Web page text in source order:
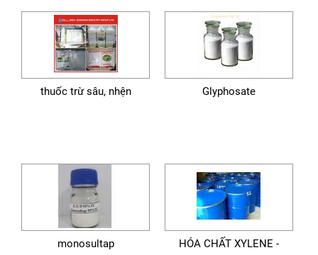
thuốc trừ sâu, nhện Glyphosate
monosultap
HÓA CHẤT XYLENE -